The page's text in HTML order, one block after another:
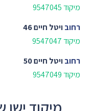
מיקוד 9547045
רחובויטל חיים 46
מיקוד 9547047
רחובויטל חיים 50
מיקוד 9547049